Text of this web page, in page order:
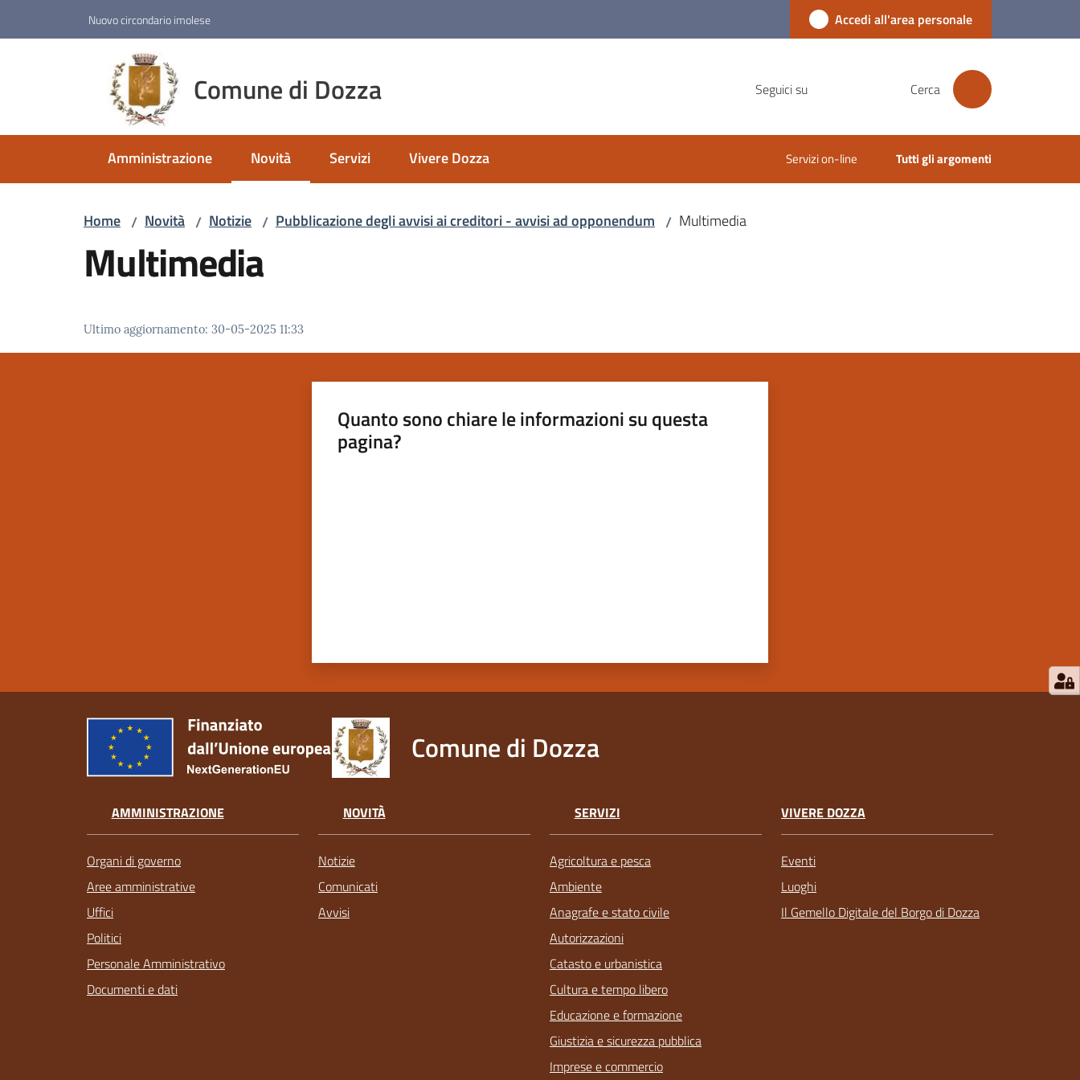
Nuovo circondario imolese Accedi all'area personale
Comune di Dozza Seguici su Cerca
Amministrazione Novità
Menu selezionato
Servizi Vivere Dozza Servizi on-line Tutti gli argomenti
Home / Novità / Notizie / Pubblicazione degli avvisi ai creditori - avvisi ad opponendum / Multimedia
Multimedia
Ultimo aggiornamento: 30-05-2025 11:33
Quanto sono chiare le informazioni su questa
pagina?
Comune di Dozza
AMMINISTRAZIONE
Organi di governo
Aree amministrative
Uffici
Politici
Personale Amministrativo
Documenti e dati
NOVITÀ
Notizie
Comunicati
Avvisi
SERVIZI
Agricoltura e pesca
Ambiente
Anagrafe e stato civile
Autorizzazioni
Catasto e urbanistica
Cultura e tempo libero
Educazione e formazione
Giustizia e sicurezza pubblica
Imprese e commercio
VIVERE DOZZA
Eventi
Luoghi
Il Gemello Digitale del Borgo di Dozza